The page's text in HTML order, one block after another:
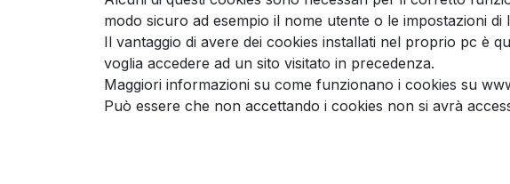
modo sicuro ad esempio il nome utente o le impostazioni
Il vantaggio di avere dei cookies installati nel proprio pc è
voglia accedere ad un sito visitato in precedenza.
Maggiori informazioni su come funzionano i cookies su
Può essere che non accettando i cookies non si avrà